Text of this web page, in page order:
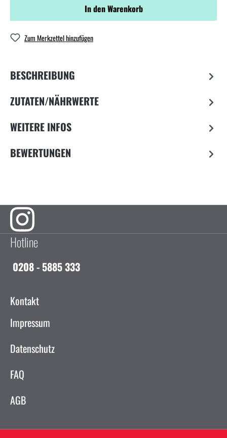
In den Warenkorb
Zum Merkzettel hinzufügen
BESCHREIBUNG
ZUTATEN/NÄHRWERTE
WEITERE INFOS
BEWERTUNGEN
Hotline
0208 - 5885 333
Kontakt
Impressum
Datenschutz
FAQ
AGB